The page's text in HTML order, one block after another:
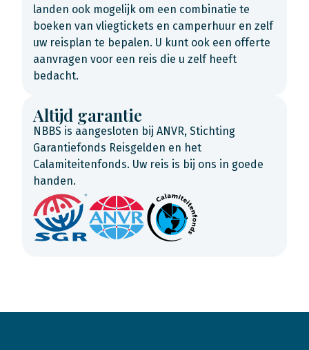
landen ook mogelijk om een combinatie te
boeken van vliegtickets en camperhuur en zelf
uw reisplan te bepalen. U kunt ook een offerte
aanvragen voor een reis die u zelf heeft
bedacht.
Altijd garantie
NBBS is aangesloten bij ANVR, Stichting
Garantiefonds Reisgelden en het
Calamiteitenfonds. Uw reis is bij ons in goede
handen.